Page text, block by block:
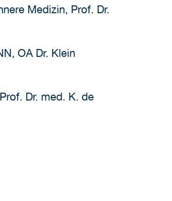
Medizin, Prof. Dr.
OA Dr. Klein
Dr. med. K. de